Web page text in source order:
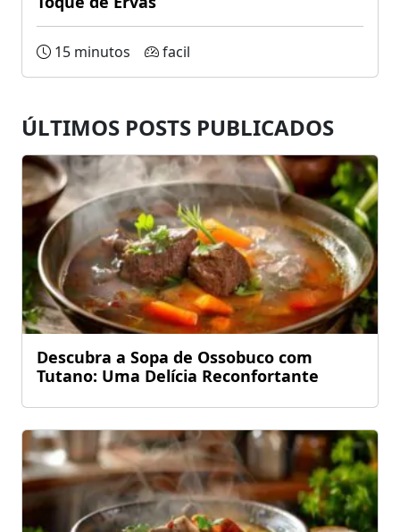
15 minutos facil
ÚLTIMOS POSTS PUBLICADOS
Descubra a Sopa de Ossobuco com
Tutano: Uma Delícia Reconfortante